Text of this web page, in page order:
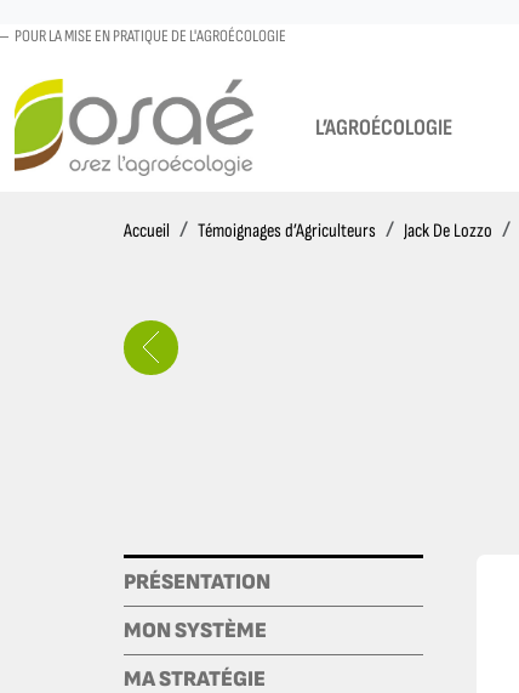
POUR LA MISE EN PRATIQUE DE L'AGROÉCOLOGIE
L’AGROÉCOLOGIE
Accueil AccueilTémoignages d’Agriculteurs Jack De Lozzo
PRÉSENTATION
MON SYSTÈME
MA STRATÉGIE